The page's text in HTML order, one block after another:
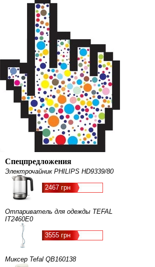
Спецпредложения
Электрочайник PHILIPS HD9339/80
2467 грн
Отпариватель для одежды TEFAL
IT2460E0
3555 грн
Миксер Tefal QB160138